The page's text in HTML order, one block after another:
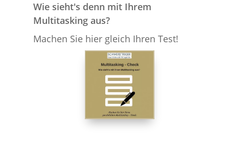
Wie sieht's denn mit Ihrem
Multitasking aus?
Machen Sie hier gleich Ihren Test!